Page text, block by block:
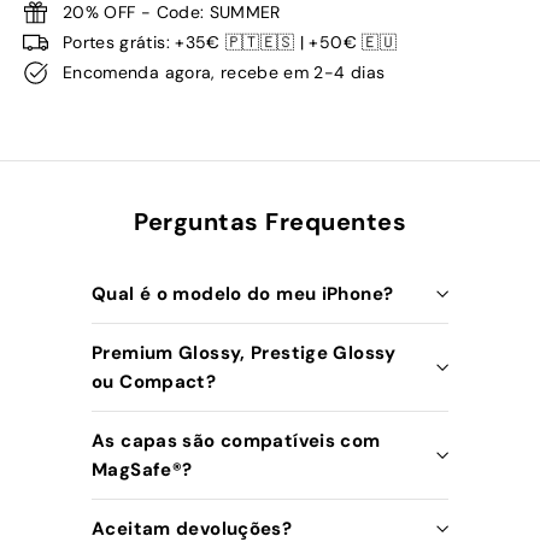
20% OFF - Code: SUMMER
Portes grátis: +35€ 🇵🇹🇪🇸 | +50€ 🇪🇺
Encomenda agora, recebe em 2-4 dias
Perguntas Frequentes
Qual é o modelo do meu iPhone?
Premium Glossy, Prestige Glossy
ou Compact?
As capas são compatíveis com
MagSafe®️?
Aceitam devoluções?